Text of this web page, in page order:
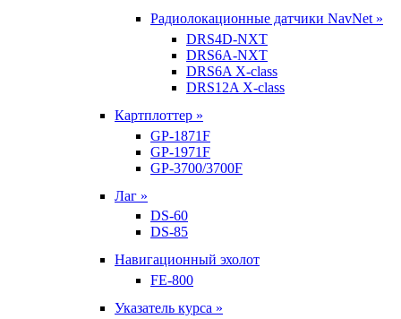
Радиолокационные датчики NavNet »
DRS4D-NXT
DRS6A-NXT
DRS6A X-class
DRS12A X-class
Картплоттер »
GP-1871F
GP-1971F
GP-3700/3700F
Лаг »
DS-60
DS-85
Навигационный эхолот
FE-800
Указатель курса »